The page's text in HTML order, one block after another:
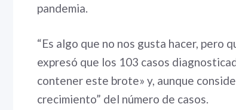
pandemia.
“Es algo que no nos gusta hacer, pero
expresó que los 103 casos
contener este brote» y, aunque
crecimiento” del número de casos.